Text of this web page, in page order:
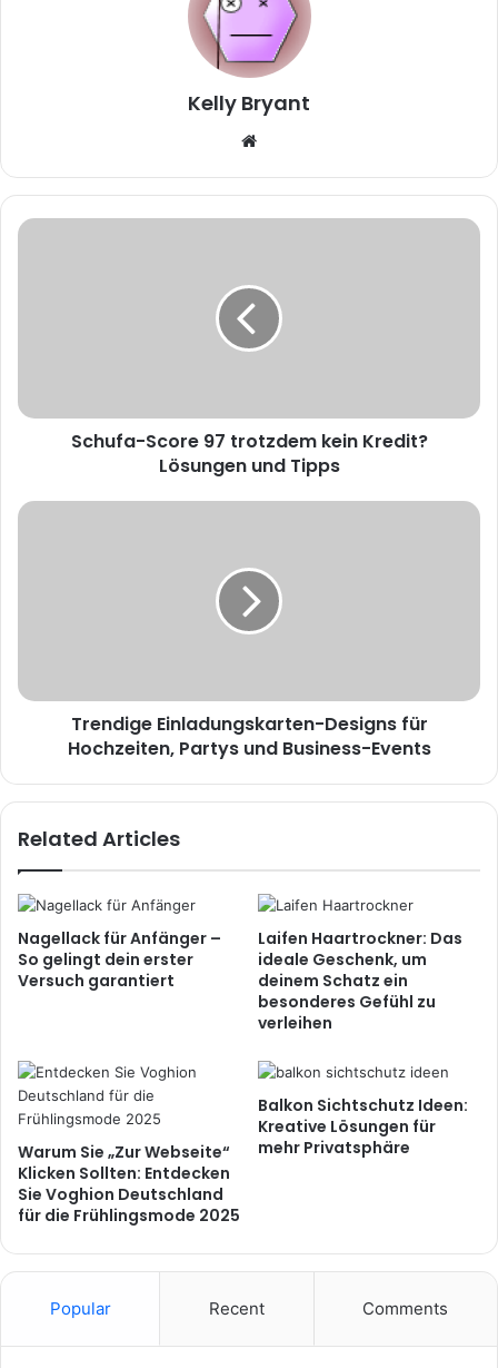
Kelly Bryant
b
s
Schufa-Score 97 trotzdem kein Kredit?
Lösungen und Tipps
Trendige Einladungskarten-Designs für
Hochzeiten, Partys und Business-Events
Related Articles
Nagellack für Anfänger –
So gelingt dein erster
Versuch garantiert
Laifen Haartrockner: Das
ideale Geschenk, um
deinem Schatz ein
besonderes Gefühl zu
verleihen
Warum Sie „Zur Webseite“
Klicken Sollten: Entdecken
Sie Voghion Deutschland
für die Frühlingsmode 2025
Balkon Sichtschutz Ideen:
Kreative Lösungen für
mehr Privatsphäre
Popular Recent Comments